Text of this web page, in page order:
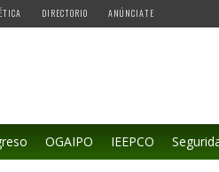
DIRECTORIO ANÚNCIATE
OGAIPO IEEPCO